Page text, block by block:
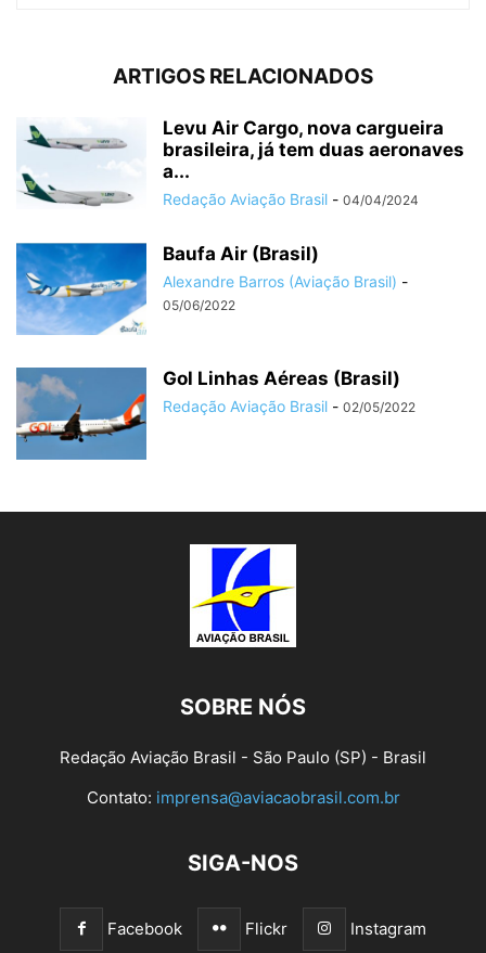
ARTIGOS RELACIONADOS
Levu Air Cargo, nova cargueira
brasileira, já tem duas aeronaves
a...
Redação Aviação Brasil - 04/04/2024
Baufa Air (Brasil)
Alexandre Barros (Aviação Brasil) -
05/06/2022
Gol Linhas Aéreas (Brasil)
Redação Aviação Brasil - 02/05/2022
SOBRE NÓS
Redação Aviação Brasil - São Paulo (SP) - Brasil
Contato: imprensa@aviacaobrasil.com.br
SIGA-NOS
Facebook Flickr Instagram